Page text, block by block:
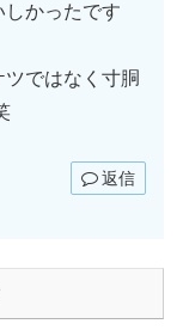
かったです
ではなく寸胴
返信